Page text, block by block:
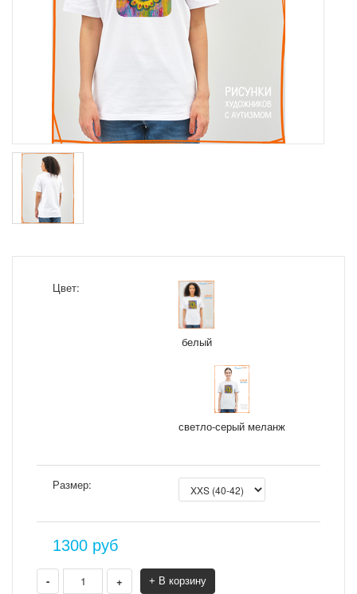
Цвет:
белый
светло-серый меланж
Размер:
1300 руб
- + + В корзину